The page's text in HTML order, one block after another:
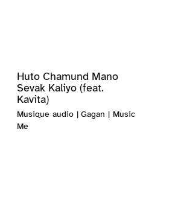
Huto Chamund Mano
Sevak Kaliyo (feat.
Kavita)
Musique audio | Gagan | Music
Me